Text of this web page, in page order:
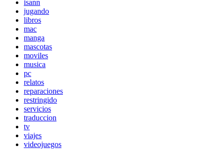
isann
jugando
libros
mac
manga
mascotas
moviles
musica
pc
relatos
reparaciones
restringido
servicios
traduccion
tv
viajes
videojuegos